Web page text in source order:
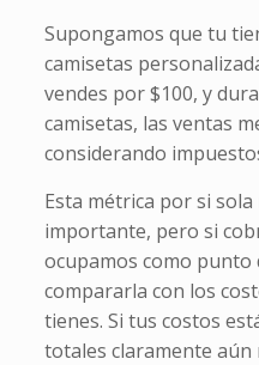
Supongamos que tu
camisetas
vendes por $100, y
camisetas, las ventas
considerando
Esta métrica por si sola
importante, pero si
ocupamos como punto
compararla con los
tienes. Si tus costos
totales claramente aún